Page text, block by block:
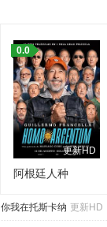
更新HD
0.0
阿根廷人种
你我在托斯卡纳 更新HD